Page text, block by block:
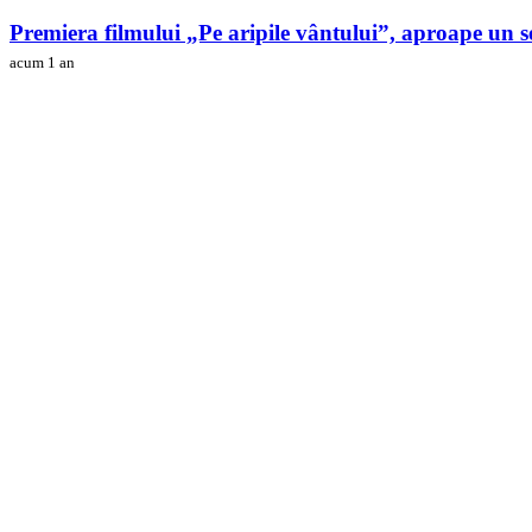
Premiera filmului „Pe aripile vântului”, aproape un
acum 1 an